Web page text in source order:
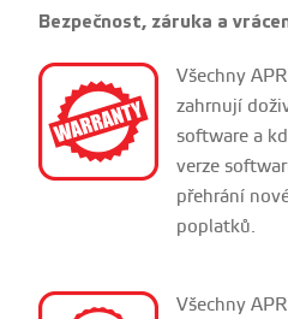
Bezpečnost, záruka a
Všechny
zahrnují
software a
verze
přehrání
poplatků.
Všechny